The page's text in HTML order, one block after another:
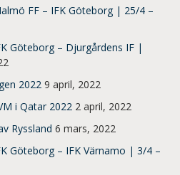
FF – IFK Göteborg | 25/4 –
Göteborg – Djurgårdens IF |
2022 9 april, 2022
i Qatar 2022 2 april, 2022
Ryssland 6 mars, 2022
Göteborg – IFK Värnamo | 3/4 –